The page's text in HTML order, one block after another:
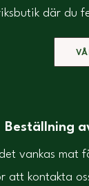
där du
Beställning
vankas mat
att kontakta